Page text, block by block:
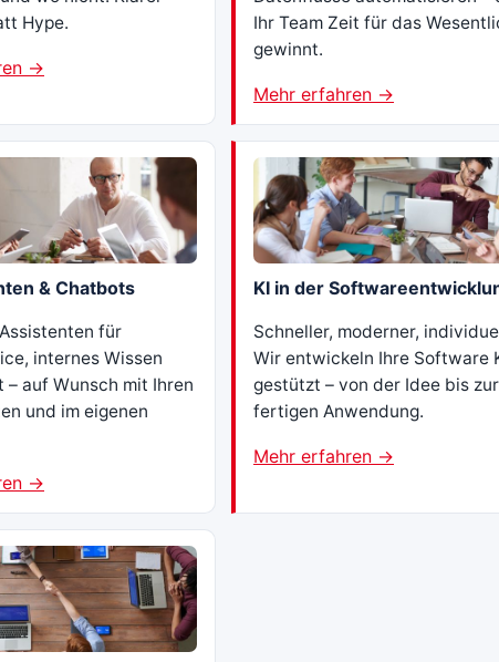
Hype.
→
Ihr Team Zeit für das
gewinnt.
Mehr erfahren →
& Chatbots
für
internes Wissen
– auf Wunsch mit Ihren
und im eigenen
→
KI in der
Schneller, moderner,
Wir entwickeln Ihre Software
gestützt – von der Idee bis zur
fertigen Anwendung.
Mehr erfahren →